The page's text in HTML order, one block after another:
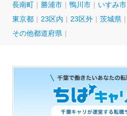
長南町
勝浦市 鴨川市 いすみ市
東京都
23区内 23区外 茨城県
その他都道府県